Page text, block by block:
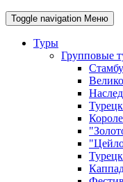
Toggle navigation Меню
Туры
Групповые